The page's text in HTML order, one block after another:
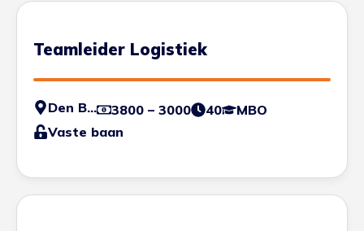
Teamleider Logistiek
Den Bosch 3800 – 3000 40
MBO
Vaste baan